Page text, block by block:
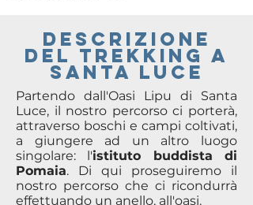
descrizione
del trekking A
santa luce
Partendo dall'Oasi Lipu di Santa
Luce, il nostro percorso ci porterà,
attraverso boschi e campi coltivati,
a giungere ad un altro luogo
singolare: l'istituto buddista di
Pomaia. Di qui proseguiremo il
nostro percorso che ci ricondurrà
effettuando un anello, all'oasi.